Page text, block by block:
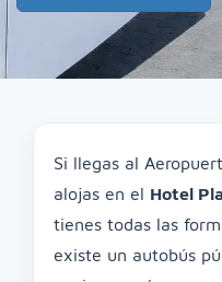
Si llegas al
alojas en el Hotel
tienes todas las
existe un autobús